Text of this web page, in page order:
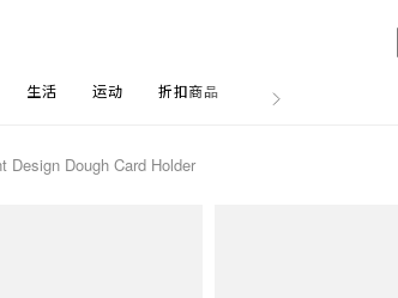
生活 运动 折扣商品 文章
Design Dough Card Holder